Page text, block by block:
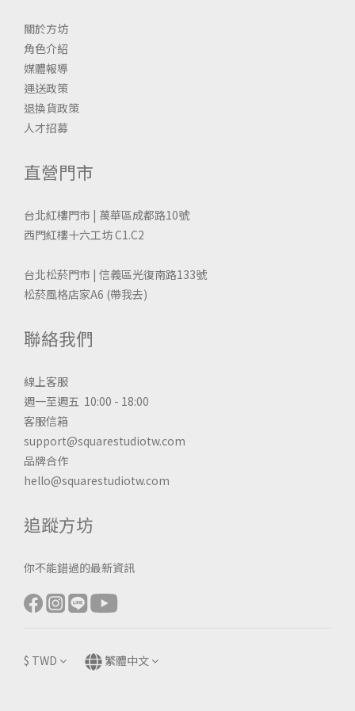
關於方坊
角色介紹
媒體報導
運送政策
退換貨政策
人才招募
直營門市
台北紅樓門市 | 萬華區成都路10號
西門紅樓十六工坊 C1.C2
台北松菸門市 | 信義區光復南路133號
松菸風格店家A6 (帶我去)
聯絡我們
線上客服
週一至週五 10:00 - 18:00
客服信箱
support@squarestudiotw.com
品牌合作
hello@squarestudiotw.com
追蹤方坊
你不能錯過的最新資訊
$ TWD 繁體中文